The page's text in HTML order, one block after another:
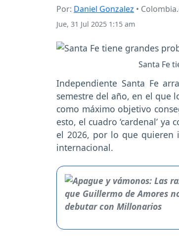
Por: Daniel Gonzalez •
Jue, 31 Jul 2025 1:15 am
Santa Fe
Independiente Santa Fe
semestre del año, en el que
como máximo objetivo
esto, el cuadro ‘cardenal’
el 2026, por lo que quieren
internacional.